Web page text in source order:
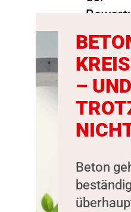
– UND
Beton